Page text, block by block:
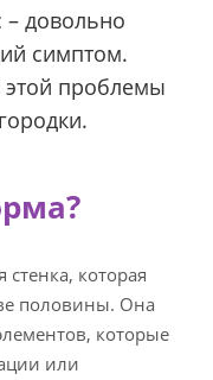
довольно
симптом.
проблемы
стенка, которая
половины. Она
которые
или